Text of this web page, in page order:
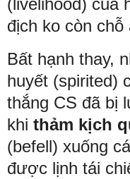
(livelihood) của
địch ko còn chỗ
Bất hạnh thay,
huyết (spirited)
thắng CS đã bị
khi thảm kịch
(befell) xuống
được lịnh tái